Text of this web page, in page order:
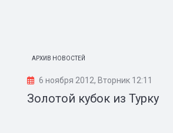
АРХИВ НОВОСТЕЙ
6 ноября 2012, Вторник 12:11
Золотой кубок из Турку